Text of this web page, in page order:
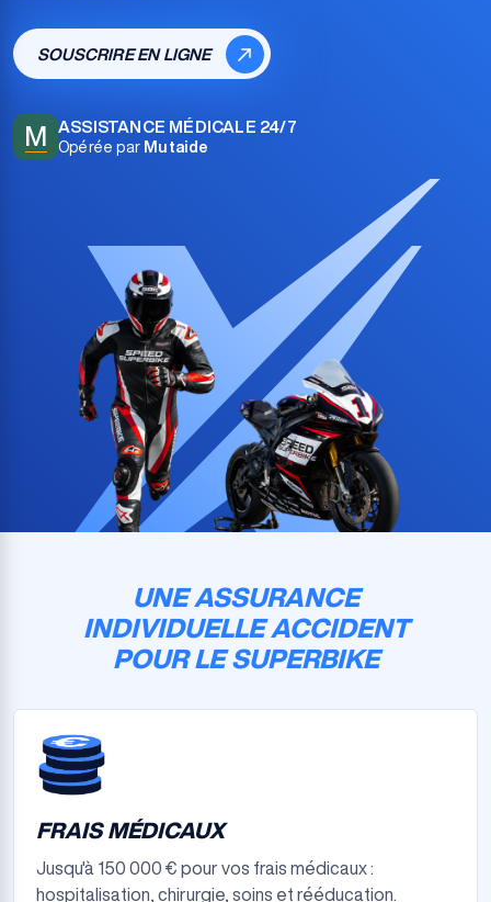
SOUSCRIRE EN LIGNE
M ASSISTANCE MÉDICALE 24/7
Opérée par Mutaide
UNE ASSURANCE
INDIVIDUELLE ACCIDENT
POUR LE SUPERBIKE
FRAIS MÉDICAUX
Jusqu'à 150 000 € pour vos frais médicaux :
hospitalisation, chirurgie, soins et rééducation.